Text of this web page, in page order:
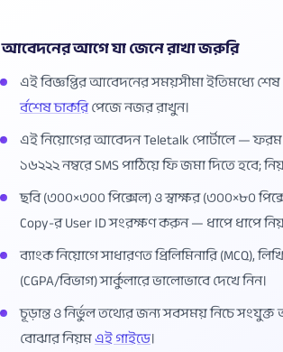
আবেদনের আগে যা জেনে রাখা জরুরি
এই বিজ্ঞপ্তির আবেদনের সময়সীমা ইতিমধ্যে
র্বশেষ চাকরিপেজে নজর রাখুন।
এই নিয়োগের আবেদন Teletalk পোর্টালে —
১৬২২২ নম্বরে SMS পাঠিয়ে ফি জমা দিতে হবে;
ছবি (৩০০×৩০০ পিক্সেল) ও স্বাক্ষর (৩০০×৮০
Copy-র User ID সংরক্ষণ করুন — ধাপে ধাপে
ব্যাংক নিয়োগে সাধারণত প্রিলিমিনারি
(CGPA/বিভাগ) সার্কুলারে ভালোভাবে দেখে নিন।
চূড়ান্ত ও নির্ভুল তথ্যের জন্য সবসময় নিচে
বোঝার নিয়মএই গাইডে।